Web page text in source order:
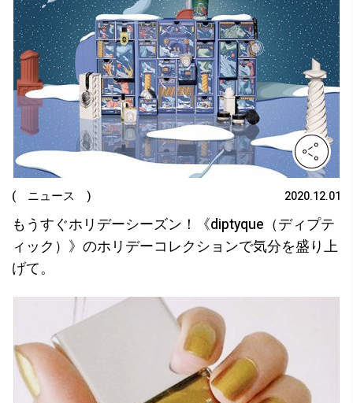
( ニュース ) 2020.12.01
もうすぐホリデーシーズン！《diptyque（ディプテ
ィック）》のホリデーコレクションで気分を盛り上
げて。